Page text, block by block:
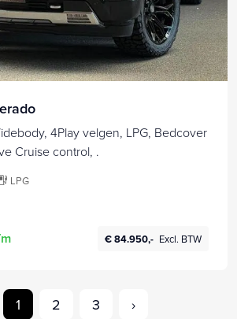
4Play velgen, LPG, Bedcover
Cruise control, .
LPG
€ 84.950,- Excl. BTW
1 2 3 ›